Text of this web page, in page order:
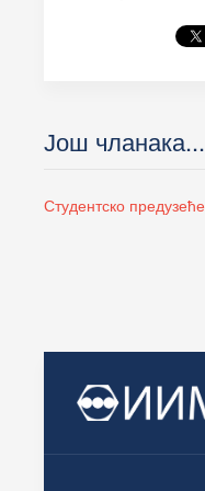
Још чланака...
Студентско предузеће